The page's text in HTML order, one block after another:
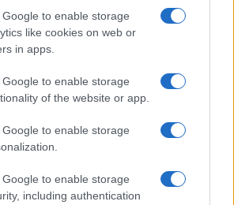
to enable storage
like cookies on web or
in apps.
to enable storage
of the website or app.
to enable storage
to enable storage
including authentication